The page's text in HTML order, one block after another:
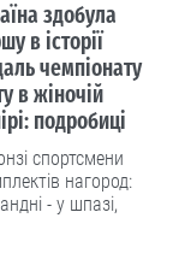
здобула
в історії
чемпіонату
в жіночій
подробиці
спортсмени
нагород:
- у шпазі,